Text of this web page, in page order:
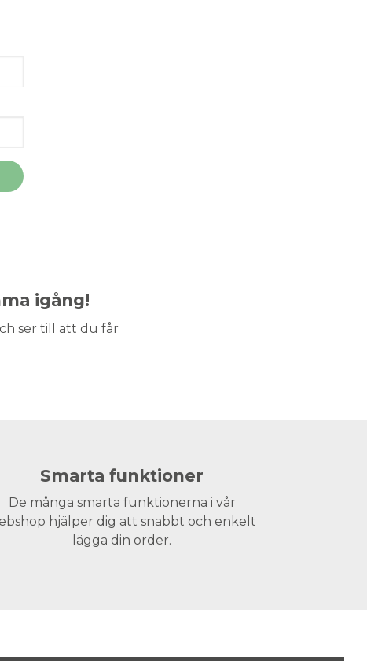
igång!
ser till att du får
Smarta funktioner
De många smarta funktionerna i vår
hjälper dig att snabbt och enkelt
lägga din order.